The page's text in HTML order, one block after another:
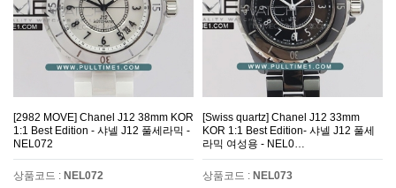
[2982 MOVE] Chanel J12 38mm KOR
1:1 Best Edition - 샤넬 J12 풀세라믹 -
NEL072
상품코드 : NEL072
[Swiss quartz] Chanel J12 33mm
KOR 1:1 Best Edition- 샤넬 J12 풀세
라믹 여성용 - NEL0…
상품코드 : NEL073